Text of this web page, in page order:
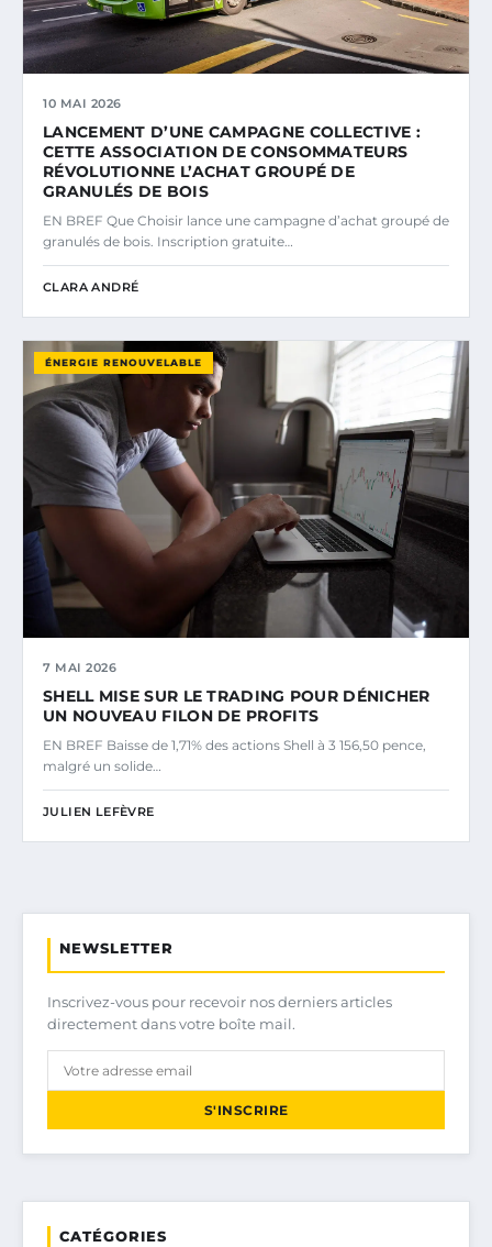
10 MAI 2026
LANCEMENT D’UNE CAMPAGNE COLLECTIVE :
CETTE ASSOCIATION DE CONSOMMATEURS
RÉVOLUTIONNE L’ACHAT GROUPÉ DE
GRANULÉS DE BOIS
EN BREF Que Choisir lance une campagne d’achat groupé de
granulés de bois. Inscription gratuite…
CLARA ANDRÉ
ÉNERGIE RENOUVELABLE
7 MAI 2026
SHELL MISE SUR LE TRADING POUR DÉNICHER
UN NOUVEAU FILON DE PROFITS
EN BREF Baisse de 1,71% des actions Shell à 3 156,50 pence,
malgré un solide…
JULIEN LEFÈVRE
NEWSLETTER
Inscrivez-vous pour recevoir nos derniers articles
directement dans votre boîte mail.
S'INSCRIRE
CATÉGORIES